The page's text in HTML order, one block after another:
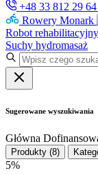
+48 33 812 29 64
Rowery Monark
Robot rehabilitacyjny
Suchy hydromasaż
Sugerowane wyszukiwania
Główna
Produkty (8)
5%